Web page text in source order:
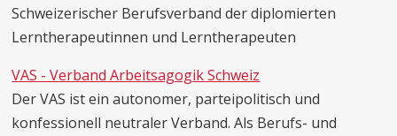
Schweizerischer Berufsverband der diplomierten
Lerntherapeutinnen und Lerntherapeuten
VAS - Verband Arbeitsagogik Schweiz
Der VAS ist ein autonomer, parteipolitisch und
konfessionell neutraler Verband. Als Berufs- und